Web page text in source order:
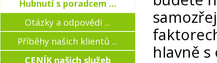
hlavně
Hubnutí s poradcem ...
Otázky a odpovědi ...
Příběhy našich klientů ...
CENÍK našich služeb